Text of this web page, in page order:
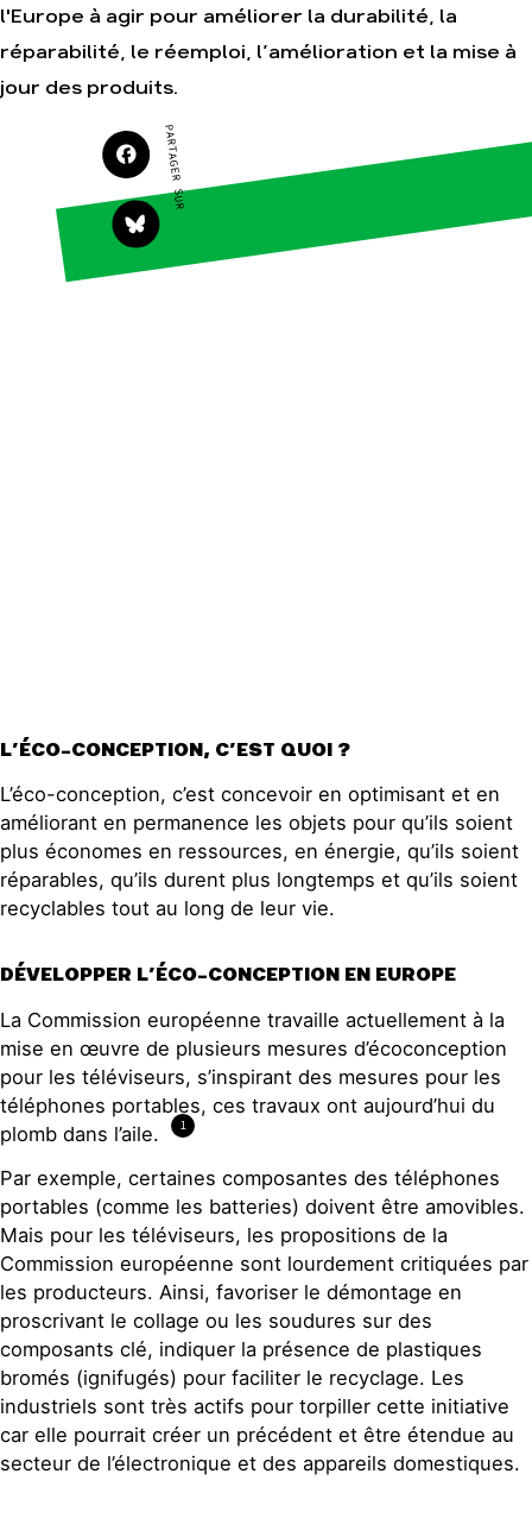
Agir
S'engager sur le
terrain
Agir au quotidien
Soutenir les
campagnes
Transmettre tout ou
Surproduction
Finance
l'Europe à agir pour améliorer la durabilité, la
réparabilité, le réemploi, l’amélioration et la mise à
jour des produits.
PARTAGER SUR
L’ÉCO-CONCEPTION, C’EST QUOI ?
L’éco-conception, c’est concevoir en optimisant et en
améliorant en permanence les objets pour qu’ils soient
plus économes en ressources, en énergie, qu’ils soient
réparables, qu’ils durent plus longtemps et qu’ils soient
recyclables tout au long de leur vie.
DÉVELOPPER L’ÉCO-CONCEPTION EN EUROPE
La Commission européenne travaille actuellement à la
mise en œuvre de plusieurs mesures d’écoconception
pour les téléviseurs, s’inspirant des mesures pour les
téléphones portables, ces travaux ont aujourd’hui du
plomb dans l’aile.
1
Par exemple, certaines composantes des téléphones
portables (comme les batteries) doivent être amovibles.
Mais pour les téléviseurs, les propositions de la
Commission européenne sont lourdement critiquées par
les producteurs. Ainsi, favoriser le démontage en
proscrivant le collage ou les soudures sur des
composants clé, indiquer la présence de plastiques
bromés (ignifugés) pour faciliter le recyclage. Les
industriels sont très actifs pour torpiller cette initiative
car elle pourrait créer un précédent et être étendue au
secteur de l’électronique et des appareils domestiques.